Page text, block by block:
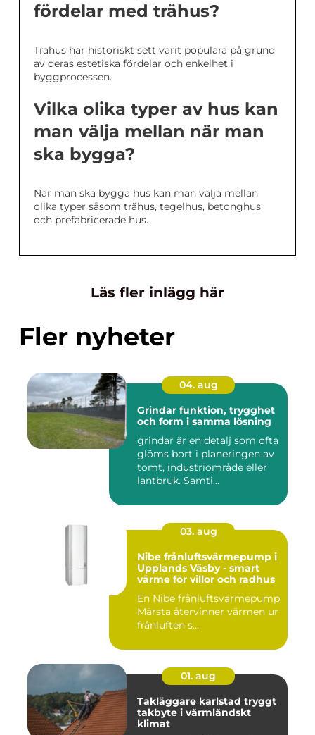
fördelar med trähus?
Trähus har historiskt sett varit populära på grund
av deras estetiska fördelar och enkelhet i
byggprocessen.
Vilka olika typer av hus kan
man välja mellan när man
ska bygga?
När man ska bygga hus kan man välja mellan
olika typer såsom trähus, tegelhus, betonghus
och prefabricerade hus.
Läs fler inlägg här
Fler nyheter
04. aug
Grindar funktion, trygghet
och form i samma lösning
grindar är en detalj som ofta
glöms bort i planeringen av
tomt, industriområde eller
lantbruk. Samti...
03. aug
Nibe frånluftsvärmepump i
Upplands Väsby - smart
värme för villor och radhus
En Nibe frånluftsvärmepump
Märsta återvinner värmen ur
frånluften s...
01. aug
Takläggare karlstad tryggt
takbyte i värmländskt
klimat